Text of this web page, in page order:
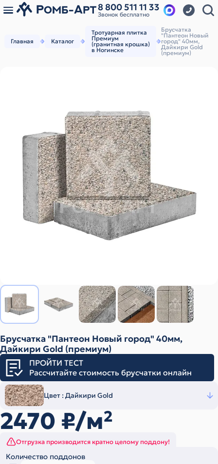
8 800 511 11 33
Звонок бесплатно
Главная Каталог
Тротуарная плитка
Премиум
(гранитная крошка)
в Ногинске
Брусчатка
"Пантеон Новый
город" 40мм,
Дайкири Gold
(премиум)
Брусчатка "Пантеон Новый город" 40мм,
Дайкири Gold (премиум)
ПРОЙТИ ТЕСТ
Рассчитайте стоимость брусчатки онлайн
Цвет : Дайкири Gold
2470 ₽/м2
Отгрузка производится кратно целому поддону!
Количество поддонов